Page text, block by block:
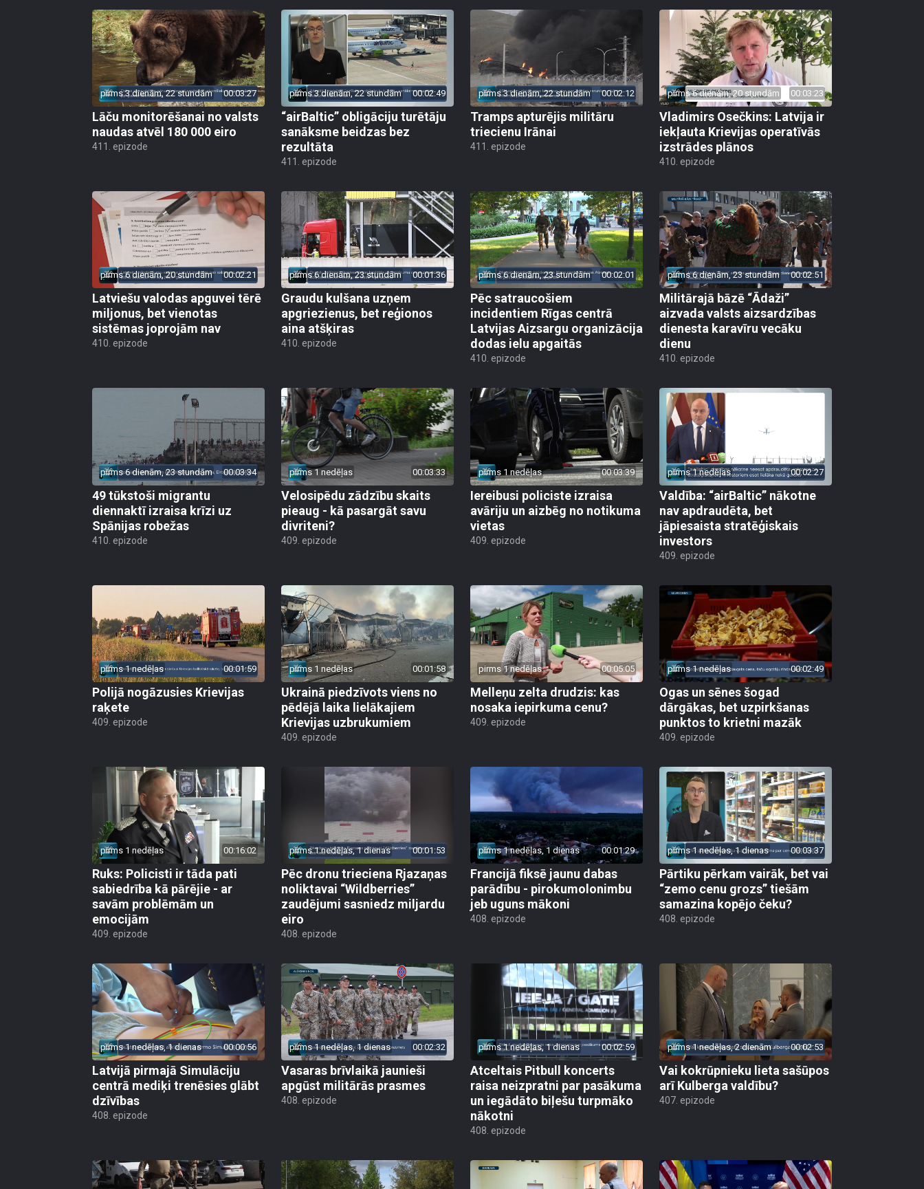
pirms 3 dienām, 22 stundām 00:03:27
Lāču monitorēšanai no valsts
naudas atvēl 180 000 eiro
411. epizode
pirms 3 dienām, 22 stundām 00:02:49
“airBaltic” obligāciju turētāju
sanāksme beidzas bez
rezultāta
411. epizode
pirms 3 dienām, 22 stundām 00:02:12
Tramps apturējis militāru
triecienu Irānai
411. epizode
pirms 6 dienām, 20 stundām 00:03:23
Vladimirs Osečkins: Latvija ir
iekļauta Krievijas operatīvās
izstrādes plānos
410. epizode
pirms 6 dienām, 20 stundām 00:02:21
Latviešu valodas apguvei tērē
miljonus, bet vienotas
sistēmas joprojām nav
410. epizode
pirms 6 dienām, 23 stundām 00:01:36
Graudu kulšana uzņem
apgriezienus, bet reģionos
aina atšķiras
410. epizode
pirms 6 dienām, 23 stundām 00:02:01
Pēc satraucošiem
incidentiem Rīgas centrā
Latvijas Aizsargu organizācija
dodas ielu apgaitās
410. epizode
pirms 6 dienām, 23 stundām 00:02:51
Militārajā bāzē “Ādaži”
aizvada valsts aizsardzības
dienesta karavīru vecāku
dienu
410. epizode
pirms 6 dienām, 23 stundām 00:03:34
49 tūkstoši migrantu
diennaktī izraisa krīzi uz
Spānijas robežas
410. epizode
pirms 1 nedēļas 00:03:33
Velosipēdu zādzību skaits
pieaug - kā pasargāt savu
divriteni?
409. epizode
pirms 1 nedēļas 00:03:39
Iereibusi policiste izraisa
avāriju un aizbēg no notikuma
vietas
409. epizode
pirms 1 nedēļas 00:02:27
Valdība: “airBaltic” nākotne
nav apdraudēta, bet
jāpiesaista stratēģiskais
investors
409. epizode
pirms 1 nedēļas 00:01:59
Polijā nogāzusies Krievijas
raķete
409. epizode
pirms 1 nedēļas 00:01:58
Ukrainā piedzīvots viens no
pēdējā laika lielākajiem
Krievijas uzbrukumiem
409. epizode
pirms 1 nedēļas 00:05:05
Melleņu zelta drudzis: kas
nosaka iepirkuma cenu?
409. epizode
pirms 1 nedēļas 00:02:49
Ogas un sēnes šogad
dārgākas, bet uzpirkšanas
punktos to krietni mazāk
409. epizode
pirms 1 nedēļas 00:16:02
Ruks: Policisti ir tāda pati
sabiedrība kā pārējie - ar
savām problēmām un
emocijām
409. epizode
pirms 1 nedēļas, 1 dienas 00:01:53
Pēc dronu trieciena Rjazaņas
noliktavai “Wildberries”
zaudējumi sasniedz miljardu
eiro
408. epizode
pirms 1 nedēļas, 1 dienas 00:01:29
Francijā fiksē jaunu dabas
parādību - pirokumolonimbu
jeb uguns mākoni
408. epizode
pirms 1 nedēļas, 1 dienas 00:03:37
Pārtiku pērkam vairāk, bet vai
“zemo cenu grozs” tiešām
samazina kopējo čeku?
408. epizode
pirms 1 nedēļas, 1 dienas 00:00:56
Latvijā pirmajā Simulāciju
centrā mediķi trenēsies glābt
dzīvības
408. epizode
pirms 1 nedēļas, 1 dienas 00:02:32
Vasaras brīvlaikā jaunieši
apgūst militārās prasmes
408. epizode
pirms 1 nedēļas, 1 dienas 00:02:59
Atceltais Pitbull koncerts
raisa neizpratni par pasākuma
un iegādāto biļešu turpmāko
nākotni
408. epizode
pirms 1 nedēļas, 2 dienām 00:02:53
Vai kokrūpnieku lieta sašūpos
arī Kulberga valdību?
407. epizode